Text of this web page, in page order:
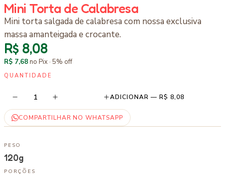
Mini Torta de Calabresa
Mini torta salgada de calabresa com nossa exclusiva
massa amanteigada e crocante.
R$ 8,08
R$ 7,68no Pix · 5% off
QUANTIDADE
1 ADICIONAR — R$ 8,08
COMPARTILHAR NO WHATSAPP
PESO
120g
PORÇÕES